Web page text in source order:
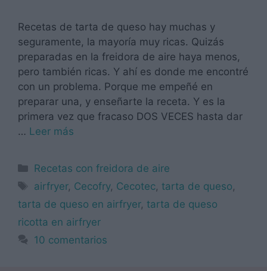
Recetas de tarta de queso hay muchas y
seguramente, la mayoría muy ricas. Quizás
preparadas en la freidora de aire haya menos,
pero también ricas. Y ahí es donde me encontré
con un problema. Porque me empeñé en
preparar una, y enseñarte la receta. Y es la
primera vez que fracaso DOS VECES hasta dar
… Leer más
Categorías
Recetas con freidora de aire
Etiquetas
airfryer, Cecofry, Cecotec,tarta de queso,
tarta de queso en airfryer, tarta de queso
ricotta en airfryer
10 comentarios